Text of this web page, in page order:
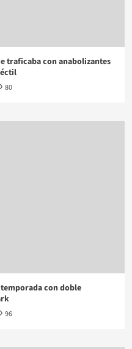
traficaba con anabolizantes
80
con doble
96